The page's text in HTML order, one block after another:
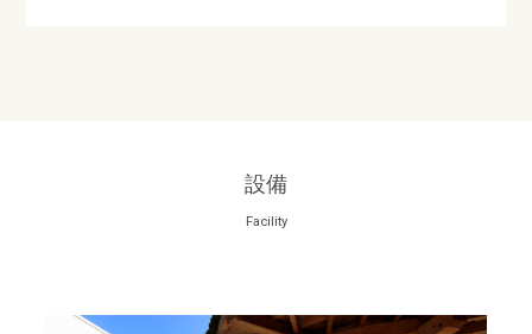
設備
Facility